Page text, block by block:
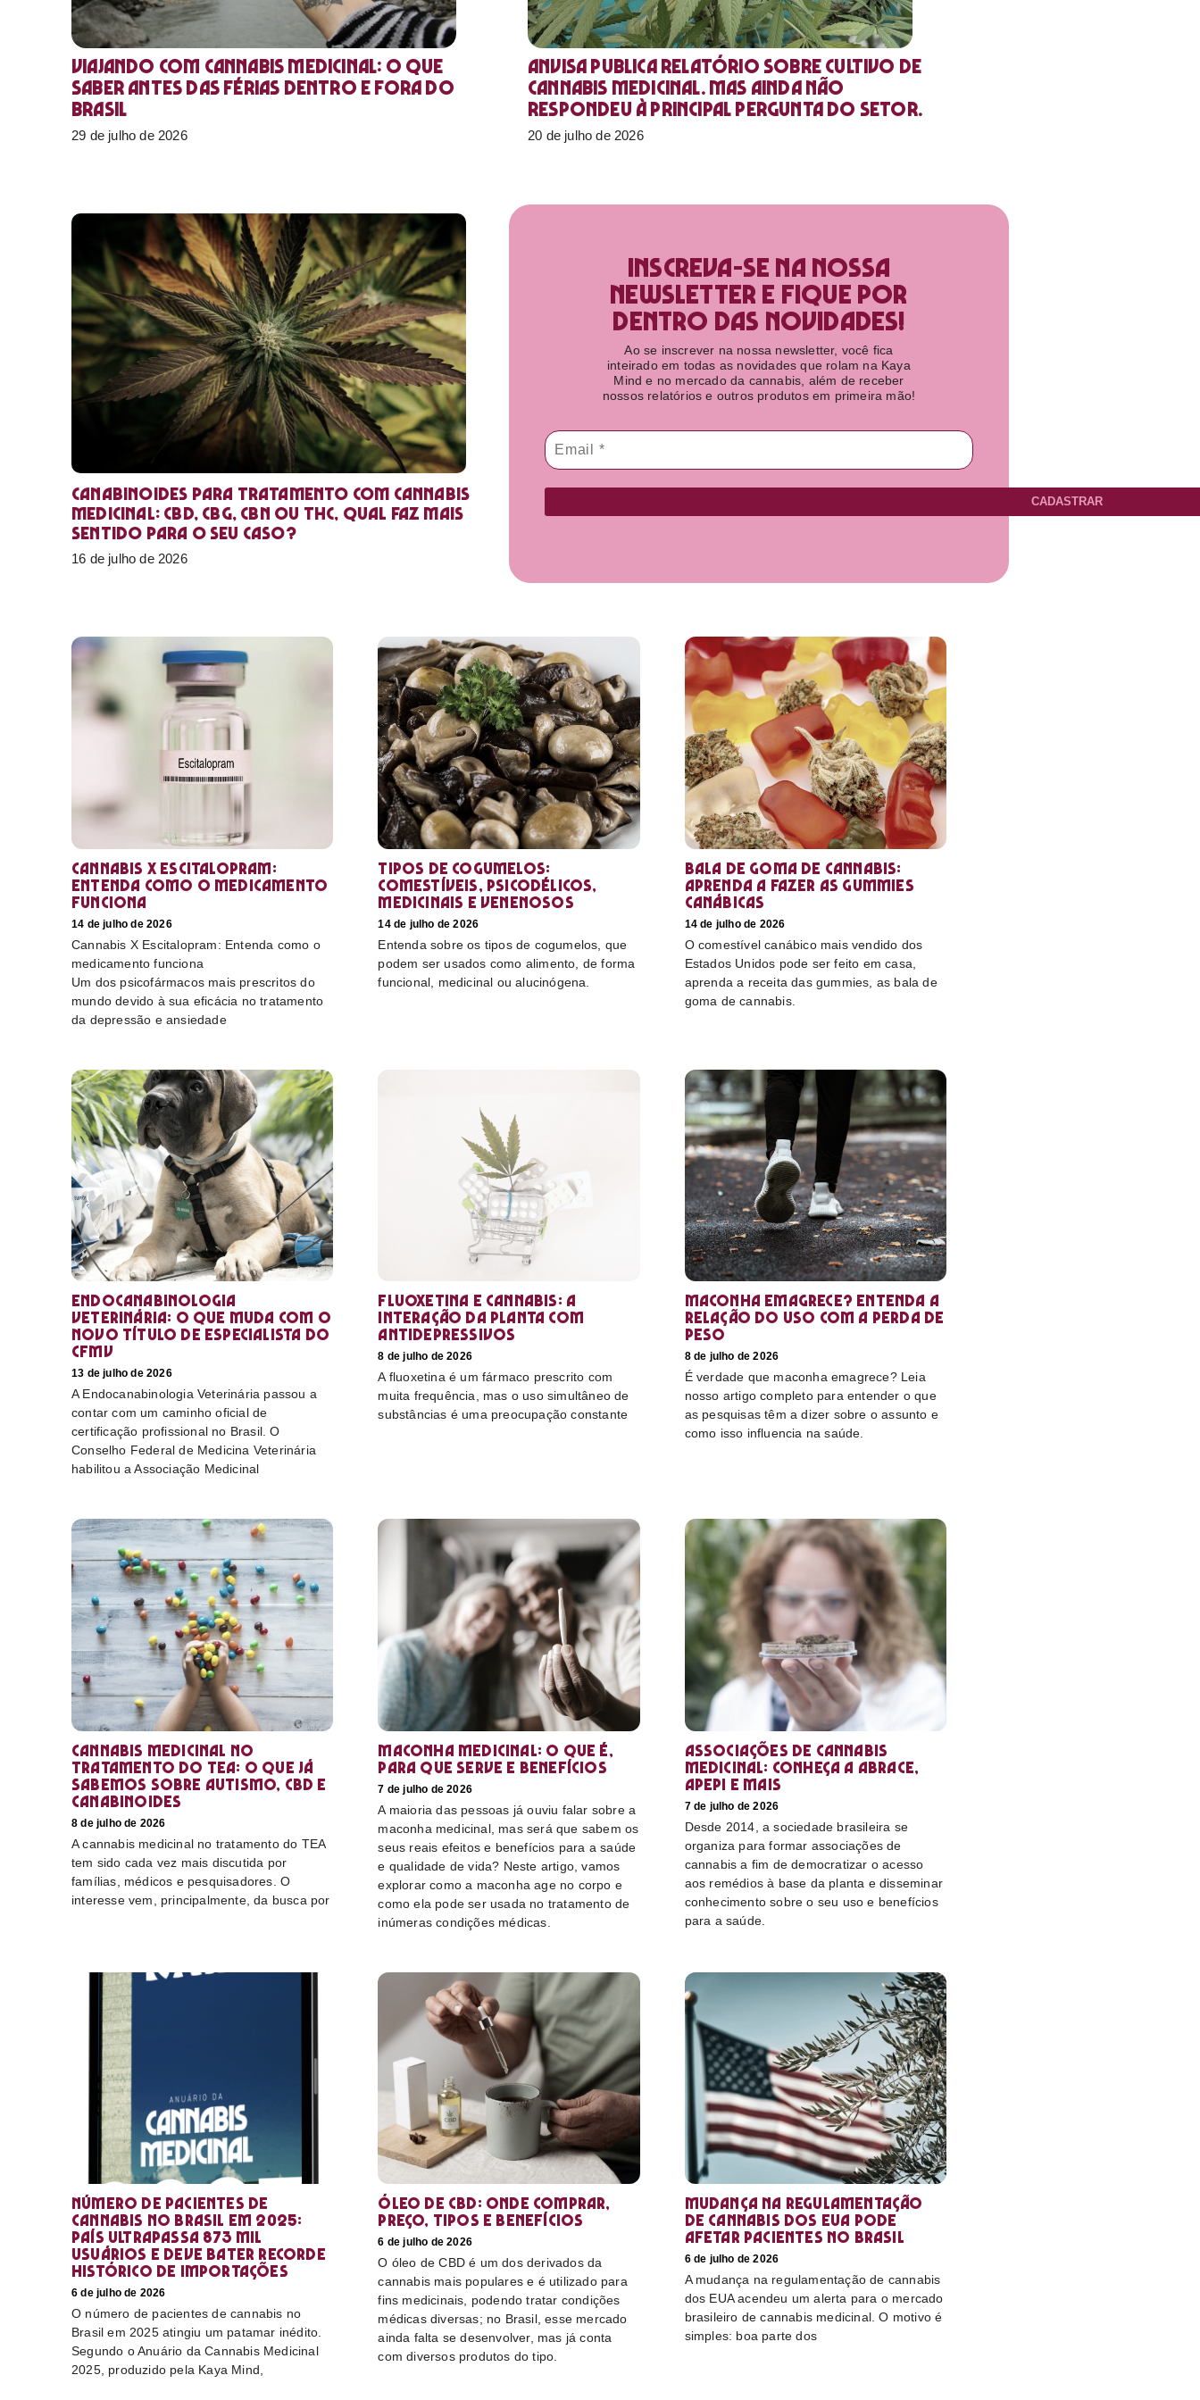
Viajando com cannabis medicinal: o que
saber antes das férias dentro e fora do
Brasil
29 de julho de 2026
Anvisa publica relatório sobre cultivo de
Cannabis medicinal. Mas ainda não
respondeu à principal pergunta do setor.
20 de julho de 2026
Canabinoides para tratamento com cannabis
medicinal: CBD, CBG, CBN ou THC, qual faz mais
sentido para o seu caso?
16 de julho de 2026
Inscreva-se na nossa
newsletter e fique por
dentro das novidades!​
Ao se inscrever na nossa newsletter, você fica
inteirado em todas as novidades que rolam na Kaya
Mind e no mercado da cannabis, além de receber
nossos relatórios e outros produtos em primeira mão!
CADASTRAR
Cannabis X Escitalopram:
Entenda como o medicamento
funciona
14 de julho de 2026
Cannabis X Escitalopram: Entenda como o
medicamento funciona
Um dos psicofármacos mais prescritos do
mundo devido à sua eficácia no tratamento
da depressão e ansiedade
Tipos de cogumelos:
comestíveis, psicodélicos,
medicinais e venenosos
14 de julho de 2026
Entenda sobre os tipos de cogumelos, que
podem ser usados como alimento, de forma
funcional, medicinal ou alucinógena.
Bala de goma de cannabis:
aprenda a fazer as gummies
canábicas
14 de julho de 2026
O comestível canábico mais vendido dos
Estados Unidos pode ser feito em casa,
aprenda a receita das gummies, as bala de
goma de cannabis.
Endocanabinologia
Veterinária: o que muda com o
novo título de especialista do
CFMV
13 de julho de 2026
A Endocanabinologia Veterinária passou a
contar com um caminho oficial de
certificação profissional no Brasil. O
Conselho Federal de Medicina Veterinária
habilitou a Associação Medicinal
Fluoxetina e Cannabis: a
interação da planta com
antidepressivos
8 de julho de 2026
A fluoxetina é um fármaco prescrito com
muita frequência, mas o uso simultâneo de
substâncias é uma preocupação constante
Maconha emagrece? Entenda a
relação do uso com a perda de
peso
8 de julho de 2026
É verdade que maconha emagrece? Leia
nosso artigo completo para entender o que
as pesquisas têm a dizer sobre o assunto e
como isso influencia na saúde.
Cannabis medicinal no
tratamento do TEA: o que já
sabemos sobre autismo, CBD e
canabinoides
8 de julho de 2026
A cannabis medicinal no tratamento do TEA
tem sido cada vez mais discutida por
famílias, médicos e pesquisadores. O
interesse vem, principalmente, da busca por
Maconha medicinal: O que é,
para que serve e benefícios
7 de julho de 2026
A maioria das pessoas já ouviu falar sobre a
maconha medicinal, mas será que sabem os
seus reais efeitos e benefícios para a saúde
e qualidade de vida? Neste artigo, vamos
explorar como a maconha age no corpo e
como ela pode ser usada no tratamento de
inúmeras condições médicas.
Associações de cannabis
medicinal: conheça a Abrace,
Apepi e mais
7 de julho de 2026
Desde 2014, a sociedade brasileira se
organiza para formar associações de
cannabis a fim de democratizar o acesso
aos remédios à base da planta e disseminar
conhecimento sobre o seu uso e benefícios
para a saúde.
Número de pacientes de
cannabis no Brasil em 2025:
país ultrapassa 873 mil
usuários e deve bater recorde
histórico de importações
6 de julho de 2026
O número de pacientes de cannabis no
Brasil em 2025 atingiu um patamar inédito.
Segundo o Anuário da Cannabis Medicinal
2025, produzido pela Kaya Mind,
Óleo de CBD: Onde comprar,
preço, tipos e benefícios
6 de julho de 2026
O óleo de CBD é um dos derivados da
cannabis mais populares e é utilizado para
fins medicinais, podendo tratar condições
médicas diversas; no Brasil, esse mercado
ainda falta se desenvolver, mas já conta
com diversos produtos do tipo.
Mudança na regulamentação
de cannabis dos EUA pode
afetar pacientes no Brasil
6 de julho de 2026
A mudança na regulamentação de cannabis
dos EUA acendeu um alerta para o mercado
brasileiro de cannabis medicinal. O motivo é
simples: boa parte dos